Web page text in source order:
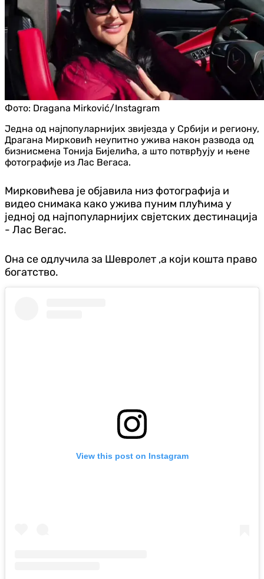
Фото: Dragana Mirković/Instagram
Једна од најпопуларнијих звијезда у Србији и региону,
Драгана Мирковић неупитно ужива након развода од
бизнисмена Тонија Бијелића, а што потврђују и њене
фотографије из Лас Вегаса.
Мирковићева је објавила низ фотографија и
видео снимака како ужива пуним плућима у
једној од најпопуларнијих свјетских дестинација
- Лас Вегас.
Она се одлучила за Шевролет ,а који кошта право
богатство.
View this post on Instagram